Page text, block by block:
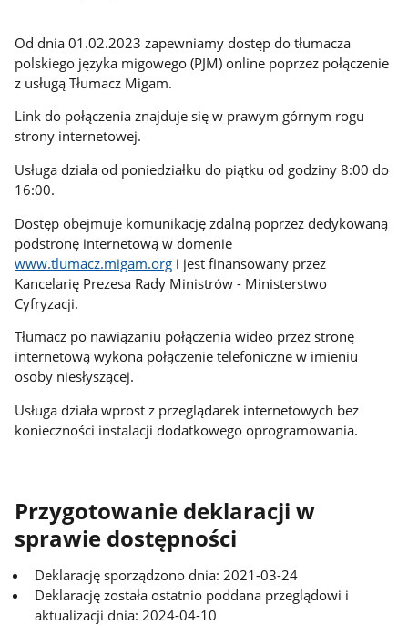
Od dnia 01.02.2023 zapewniamy dostęp do tłumacza
polskiego języka migowego (PJM) online poprzez połączenie
z usługą Tłumacz Migam.
Link do połączenia znajduje się w prawym górnym rogu
strony internetowej.
Usługa działa od poniedziałku do piątku od godziny 8:00 do
16:00.
Dostęp obejmuje komunikację zdalną poprzez dedykowaną
podstronę internetową w domenie
www.tlumacz.migam.org i jest finansowany przez
Kancelarię Prezesa Rady Ministrów - Ministerstwo
Cyfryzacji.
Tłumacz po nawiązaniu połączenia wideo przez stronę
internetową wykona połączenie telefoniczne w imieniu
osoby niesłyszącej.
Usługa działa wprost z przeglądarek internetowych bez
konieczności instalacji dodatkowego oprogramowania.
Przygotowanie deklaracji w
sprawie dostępności
Deklarację sporządzono dnia: 2021-03-24
Deklarację została ostatnio poddana przeglądowi i
aktualizacji dnia: 2024-04-10